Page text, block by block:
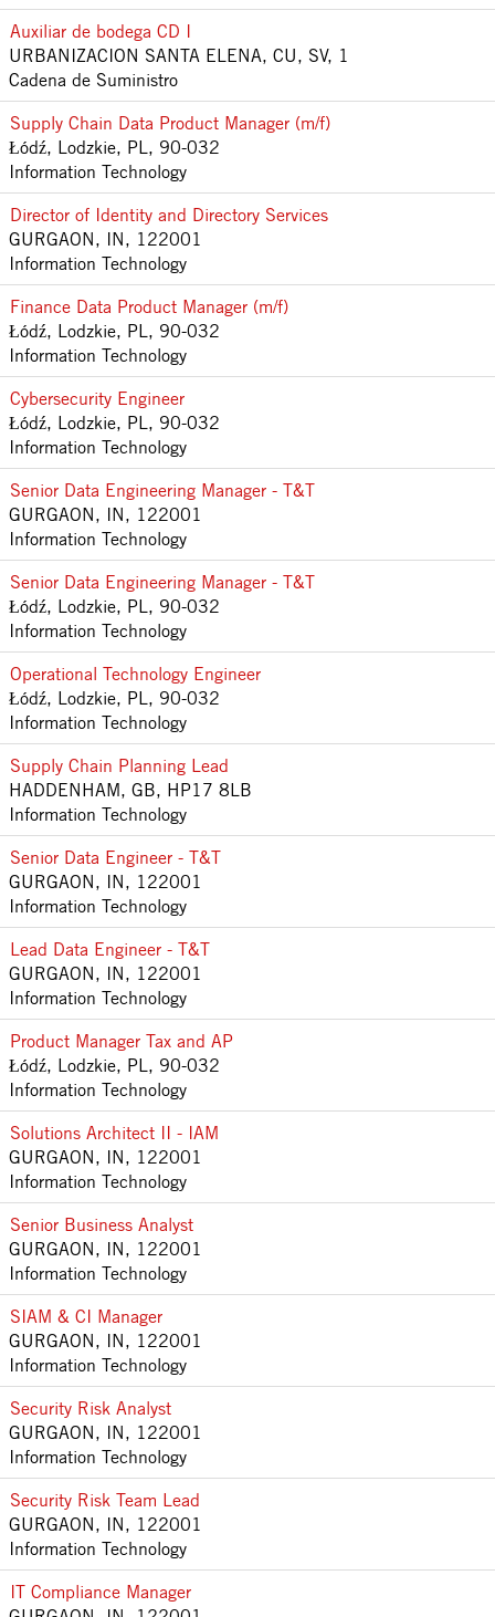
Auxiliar de bodega CD I
URBANIZACION SANTA ELENA, CU, SV, 1
Cadena de Suministro
Supply Chain Data Product Manager (m/f)
Łódź, Lodzkie, PL, 90-032
Information Technology
Director of Identity and Directory Services
GURGAON, IN, 122001
Information Technology
Finance Data Product Manager (m/f)
Łódź, Lodzkie, PL, 90-032
Information Technology
Cybersecurity Engineer
Łódź, Lodzkie, PL, 90-032
Information Technology
Senior Data Engineering Manager - T&T
GURGAON, IN, 122001
Information Technology
Senior Data Engineering Manager - T&T
Łódź, Lodzkie, PL, 90-032
Information Technology
Operational Technology Engineer
Łódź, Lodzkie, PL, 90-032
Information Technology
Supply Chain Planning Lead
HADDENHAM, GB, HP17 8LB
Information Technology
Senior Data Engineer - T&T
GURGAON, IN, 122001
Information Technology
Lead Data Engineer - T&T
GURGAON, IN, 122001
Information Technology
Product Manager Tax and AP
Łódź, Lodzkie, PL, 90-032
Information Technology
Solutions Architect II - IAM
GURGAON, IN, 122001
Information Technology
Senior Business Analyst
GURGAON, IN, 122001
Information Technology
SIAM & CI Manager
GURGAON, IN, 122001
Information Technology
Security Risk Analyst
GURGAON, IN, 122001
Information Technology
Security Risk Team Lead
GURGAON, IN, 122001
Information Technology
IT Compliance Manager